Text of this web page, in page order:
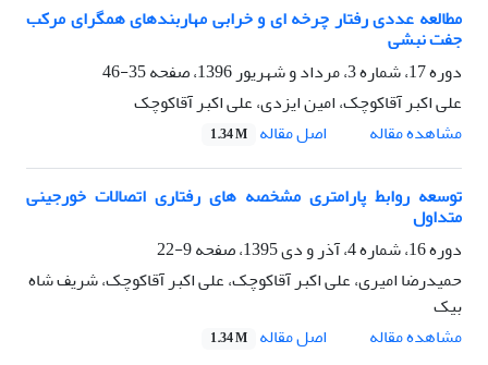
مطالعه عددی رفتار چرخه ای و خرابی مهاربندهای همگرای مرکب
جفت نبشی
دوره 17، شماره 3، مرداد و شهریور 1396، صفحه
35-46
علی اکبر آقاکوچک، امین ایزدی، علی اکبر آقاکوچک
مشاهده مقاله
اصل مقاله 1.34 M
توسعه روابط پارامتری مشخصه های رفتاری اتصالات خورجینی
متداول
دوره 16، شماره 4، آذر و دی 1395، صفحه
9-22
حمیدرضا امیری، علی اکبر آقاکوچک، علی اکبر آقاکوچک، شریف شاه
بیک
مشاهده مقاله
اصل مقاله 1.34 M